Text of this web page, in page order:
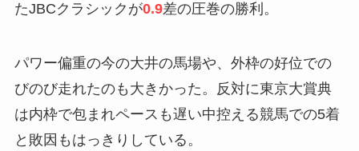
たJBCクラシックが0.9差の圧巻の勝利。
パワー偏重の今の大井の馬場や、外枠の好位での
びのび走れたのも大きかった。反対に東京大賞典
は内枠で包まれペースも遅い中控える競馬での5着
と敗因もはっきりしている。